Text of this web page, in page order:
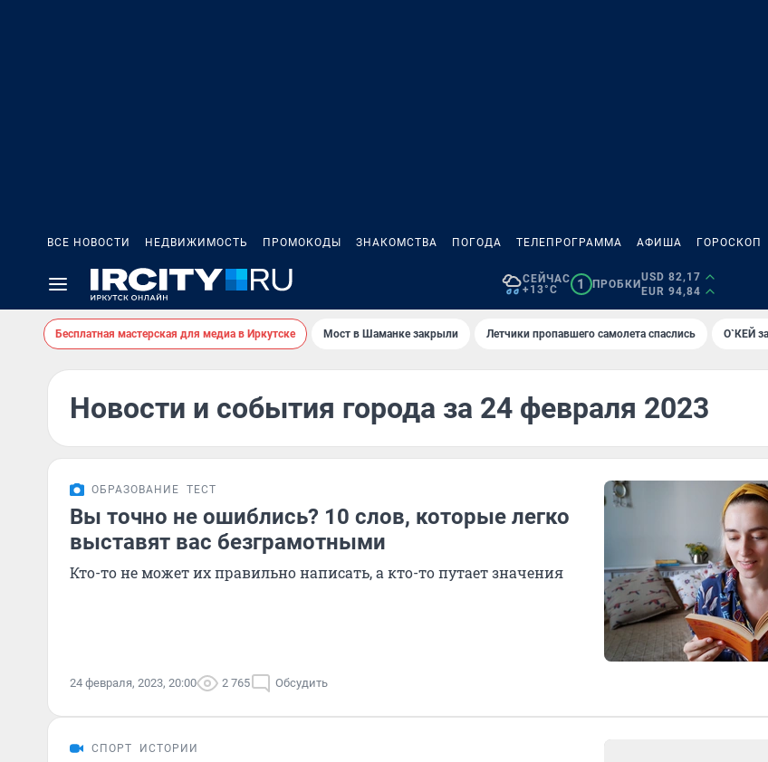
ВСЕ НОВОСТИ НЕДВИЖИМОСТЬ ПРОМОКОДЫ ЗНАКОМСТВА ПОГОДА ТЕЛЕПРОГРАММА АФИША ГОРОСКОП
СЕЙЧАС
+13°C
1 ПРОБКИ
USD 82,17
EUR 94,84
Бесплатная мастерская для медиа в Иркутске Мост в Шаманке закрыли Летчики пропавшего самолета спаслись О`КЕЙ
Новости и события города за 24 февраля 2023
ОБРАЗОВАНИЕ ТЕСТ
Вы точно не ошиблись? 10 слов, которые легко
выставят вас безграмотными
Кто-то не может их правильно написать, а кто-то путает значения
24 февраля, 2023, 20:00 2 765 Обсудить
СПОРТ ИСТОРИИ